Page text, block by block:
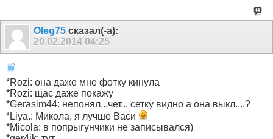
Olеg75 сказал(-а):
20.02.2014 04:25
*Rozi: она даже мне фотку кинула
*Rozi: щас даже покажу
*Gerasim44: непонял...чет... сетку видно а она выкл....?
*Liya.: Микола, я лучше Васи
*Micola: в попрыгунчики не записывался)